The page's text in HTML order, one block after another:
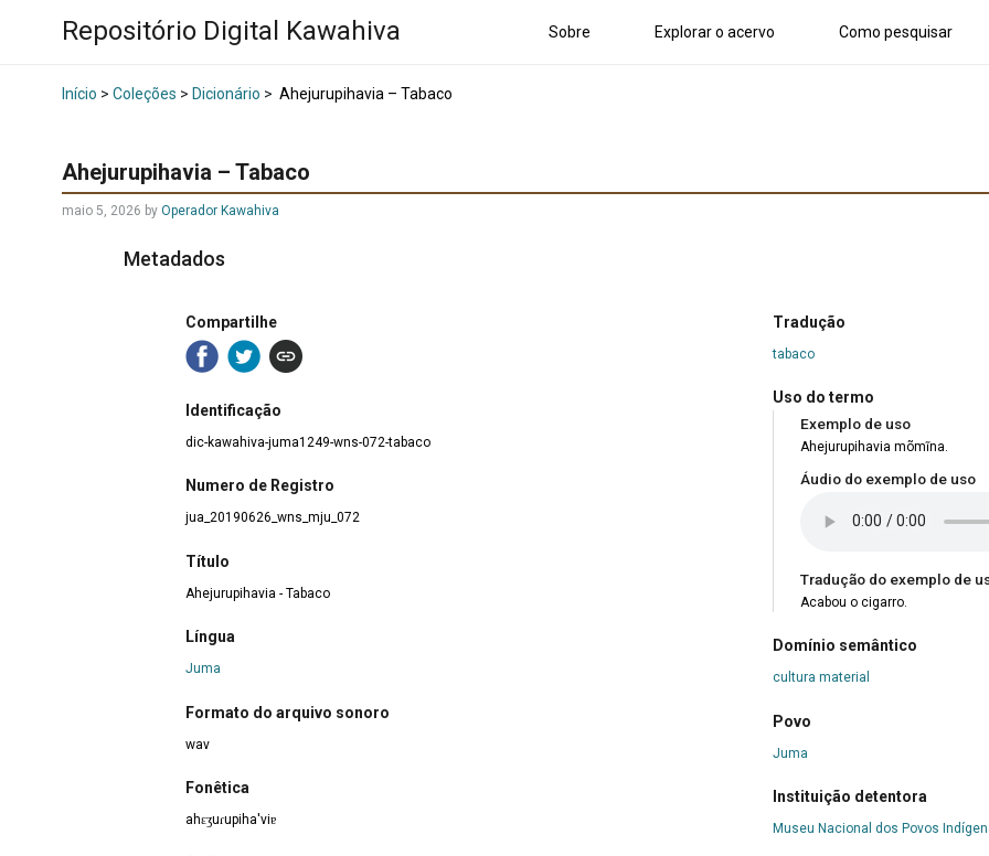
Repositório Digital Kawahiva Sobre Explorar o acervo Como pesquisar
Início > Coleções > Dicionário > Ahejurupihavia – Tabaco
Ahejurupihavia – Tabaco
maio 5, 2026 by Operador Kawahiva
Metadados
Compartilhe
Identificação
dic-kawahiva-juma1249-wns-072-tabaco
Numero de Registro
jua_20190626_wns_mju_072
Título
Ahejurupihavia - Tabaco
Língua
Juma
Formato do arquivo sonoro
wav
Fonêtica
ahɛʒuɾupiha'viɐ
Tradução
tabaco
Uso do termo
Exemplo de uso
Ahejurupihavia mõmĩna.
Áudio do exemplo de uso
Tradução do exemplo de
Acabou o cigarro.
Domínio semântico
cultura material
Povo
Juma
Instituição detentora
Museu Nacional dos Povos